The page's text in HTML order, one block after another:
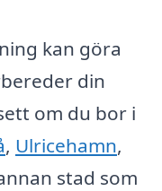
kan göra
din
om du bor i
, Ulricehamn,
stad som